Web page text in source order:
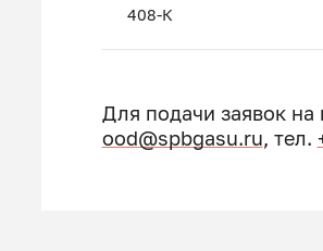
408-К
Для подачи заявок
ood@spbgasu.ru, тел.